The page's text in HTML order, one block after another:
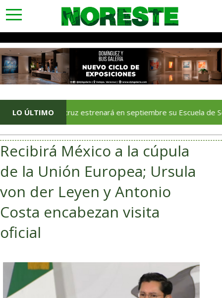
toggle
navigation
LO ÚLTIMO
Veracruz estrenará en septiembre su Escuela de Servicios
Recibirá México a la cúpula
de la Unión Europea; Ursula
von der Leyen y Antonio
Costa encabezan visita
oficial